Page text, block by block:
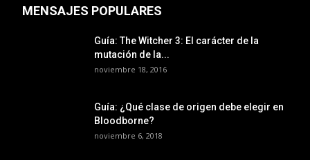
MENSAJES POPULARES
Guía: The Witcher 3: El carácter de la
mutación de la...
noviembre 18, 2016
Guía: ¿Qué clase de origen debe elegir en
Bloodborne?
noviembre 6, 2018